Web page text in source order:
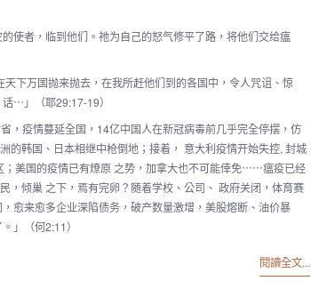
使者，临到他们。祂为自己的怒气修平了路，将他们交给瘟
下万国抛来抛去，在我所赶他们到的各国中，令人咒诅、惊
⋯」（耶29:17-19）
，疫情蔓延全国，14亿中国人在新冠病毒前几乎完全停摆，仿
的韩国、日本相继中枪倒地；接着， 意大利疫情开始失控, 封城
美国的疫情已有燎原 之势，加拿大也不可能倖免⋯⋯瘟疫已经
，倾巢 之下，焉有完卵？随着学校、公司、 政府关闭，体育赛
愈来愈多企业深陷债务，破产数量激增，美股熔断、油价暴
」（何2:11）
閱讀全文...